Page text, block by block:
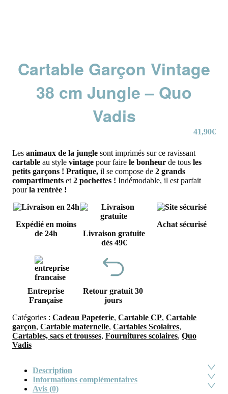
Cartable Garçon Vintage
38 cm Jungle – Quo
Vadis
41,90€
Les animaux de la jungle sont imprimés sur ce ravissant
cartable au style vintage pour faire le bonheur de tous les
petits garçons ! Pratique, il se compose de 2 grands
compartiments et 2 pochettes ! Indémodable, il est parfait
pourla rentrée !
Expédié en moins
de 24h
Livraison gratuite
dès 49€
Achat sécurisé
Entreprise
Française
Retour gratuit 30
jours
Catégories : Cadeau Papeterie, Cartable CP, Cartable
garçon, Cartable maternelle, Cartables Scolaires,
Cartables, sacs et trousses, Fournitures scolaires, Quo
Vadis
Description
Informations complémentaires
Avis (0)